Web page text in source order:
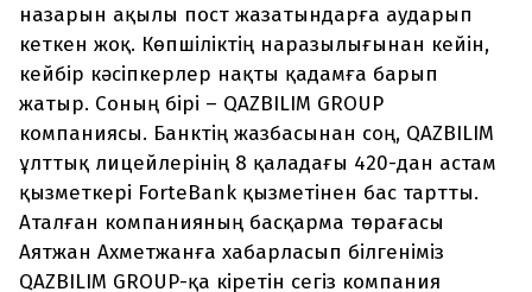
назарын ақылы пост жазатындарға аударып
кеткен жоқ. Көпшіліктің наразылығынан кейін,
кейбір кәсіпкерлер нақты қадамға барып
жатыр. Соның бірі – QAZBILIM GROUP
компаниясы. Банктің жазбасынан соң, QAZBILIM
ұлттық лицейлерінің 8 қаладағы 420-дан астам
қызметкері ForteBank қызметінен бас тартты.
Аталған компанияның басқарма төрағасы
Аятжан Ахметжанға хабарласып білгеніміз
QAZBILIM GROUP-қа кіретін сегіз компания